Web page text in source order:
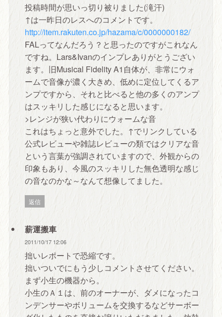
投稿時間が思いっ切り被りました(滝汗)
↑は一昨日のレスへのコメントです。
http://item.rakuten.co.jp/hazama/c/0000000182/
FALってなんだろう？と思ったのですがこれなん
ですね。Lars&Ivanのインプレありがとうござい
ます。旧Musical Fidelity A1自体が、非常にウォ
ームで音像が濃く大きめ、低めに定位してくるア
ンプですから、それと比べると他の多くのアンプ
はスッキリした感じになると思います。
>レンジが狭い代わりにウォームな音
これはちょっと意外でした。↑でリンクしている
公式レビューや雑誌レビューの類ではクリアな音
という言葉が強調されていますので、外観からの
印象もあり、今風のスッキリした無色透明な感じ
の音なのかな～なんて想像してました。
返信
薪運搬車
2011/10/17 12:06
拙いレポートで恐縮です。
拙いついでにもう少しコメントさせてください。
まず小生の機器から。
小生のＡ１は、前のオーナーが、ダメになったコ
ンデンサーやボリュームを交換するなどサーボー